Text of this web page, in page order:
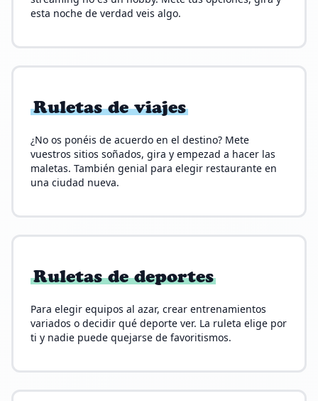
esta noche de verdad veis algo.
Ruletas de viajes
¿No os ponéis de acuerdo en el destino? Mete
vuestros sitios soñados, gira y empezad a hacer las
maletas. También genial para elegir restaurante en
una ciudad nueva.
Ruletas de deportes
Para elegir equipos al azar, crear entrenamientos
variados o decidir qué deporte ver. La ruleta elige por
ti y nadie puede quejarse de favoritismos.